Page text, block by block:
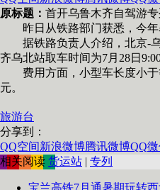
原标题： 首开乌鲁木齐自驾游专
昨日从铁路部门获悉，今年
据铁路负责人介绍，北京-乌
齐乌北站取车时间为7月28日
费用方面，小型车长度小于等
元。
旅游台
分享到：
QQ空间新浪微博腾讯微博QQ
相关阅读 货运站 | 专列
宝兰高铁7月通暑期玩转